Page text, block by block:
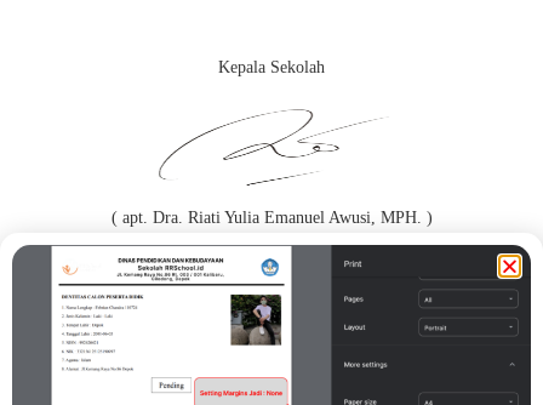
Kepala Sekolah
( apt. Dra. Riati Yulia Emanuel Awusi, MPH. )
Orang Tua / Wali*